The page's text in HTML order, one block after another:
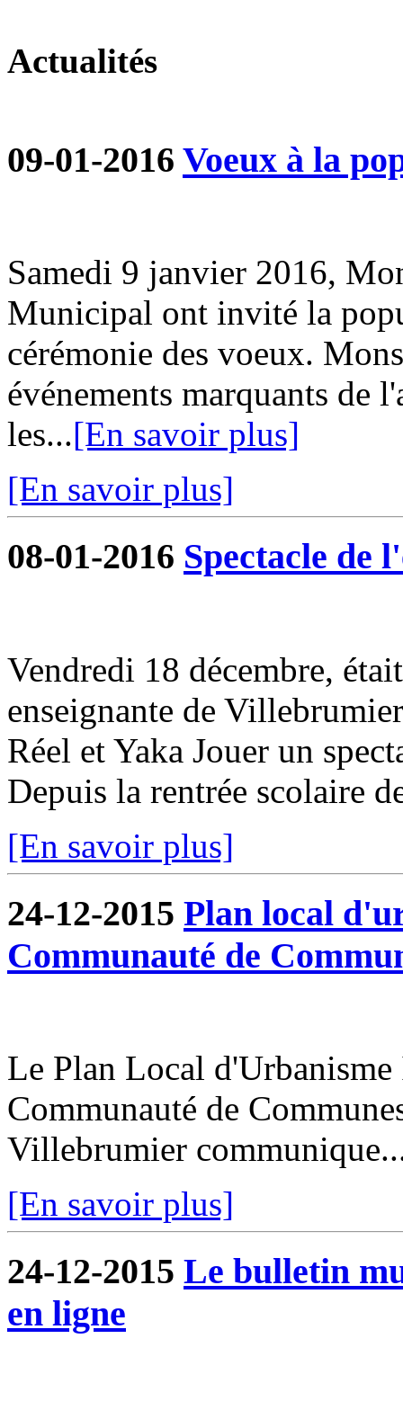
Actualités
09-01-2016 Voeux à la
Samedi 9 janvier 2016,
Municipal ont invité la
cérémonie des voeux.
événements marquants de
les...[En savoir plus]
[En savoir plus]
08-01-2016 Spectacle de
Vendredi 18 décembre,
enseignante de
Réel et Yaka Jouer un
Depuis la rentrée scolaire
[En savoir plus]
24-12-2015 Plan local
Communauté de
Le Plan Local
Communauté de
Villebrumier
[En savoir plus]
24-12-2015 Le bulletin
en ligne